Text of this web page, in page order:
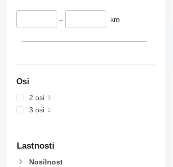
– km
Osi
2 osi
3 osi
Lastnosti
Nosilnost